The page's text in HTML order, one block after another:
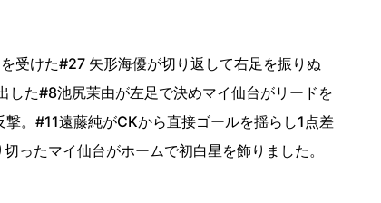
受けた#27 矢形海優が切り返して右足を振りぬ
た#8池尻茉由が左足で決めマイ仙台がリードを
。#11遠藤純がCKから直接ゴールを揺らし1点差
ったマイ仙台がホームで初白星を飾りました。